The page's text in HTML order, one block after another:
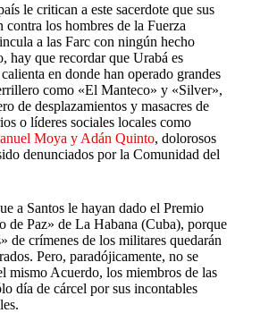
le critican a este sacerdote que sus
contra los hombres de la Fuerza
a las Farc con ningún hecho
hay que recordar que Urabá es
en donde han operado grandes
como «El Manteco» y «Silver»,
de desplazamientos y masacres de
o líderes sociales locales como
Moya y Adán Quinto, dolorosos
denunciados por la Comunidad del
a Santos le hayan dado el Premio
de Paz» de La Habana (Cuba), porque
de crímenes de los militares quedarán
Pero, paradójicamente, no se
mismo Acuerdo, los miembros de las
día de cárcel por sus incontables